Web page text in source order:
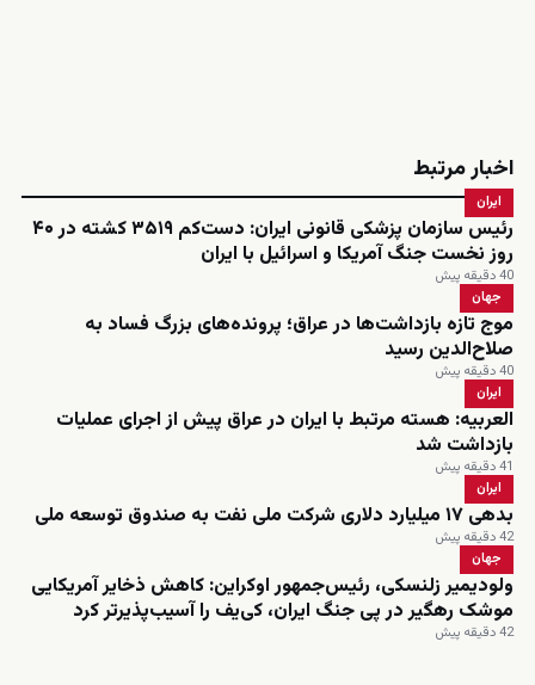
اخبار مرتبط
ایران
رئیس سازمان پزشکی قانونی ایران: دست‌کم ۳۵۱۹ کشته در ۴۰
روز نخست جنگ آمریکا و اسرائیل با ایران
40 دقیقه پیش
جهان
موج تازه بازداشت‌ها در عراق؛ پرونده‌های بزرگ فساد به
صلاح‌الدین رسید
40 دقیقه پیش
ایران
العربیه: هسته مرتبط با ایران در عراق پیش از اجرای عملیات
بازداشت شد
41 دقیقه پیش
ایران
بدهی ۱۷ میلیارد دلاری شرکت ملی نفت به صندوق توسعه ملی
42 دقیقه پیش
جهان
ولودیمیر زلنسکی، رئیس‌جمهور اوکراین: کاهش ذخایر آمریکایی
موشک رهگیر در پی جنگ ایران، کی‌یف را آسیب‌پذیرتر کرد
42 دقیقه پیش